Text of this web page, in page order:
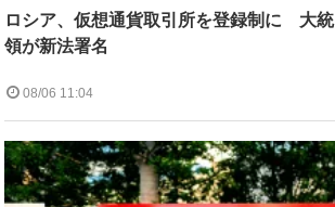
ロシア、仮想通貨取引所を登録制に 大統
領が新法署名
08/06 11:04